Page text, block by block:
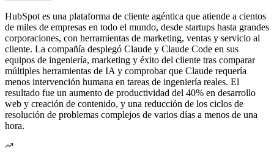
HubSpot es una plataforma de cliente agéntica que atiende a cientos
de miles de empresas en todo el mundo, desde startups hasta grandes
corporaciones, con herramientas de marketing, ventas y servicio al
cliente. La compañía desplegó Claude y Claude Code en sus
equipos de ingeniería, marketing y éxito del cliente tras comparar
múltiples herramientas de IA y comprobar que Claude requería
menos intervención humana en tareas de ingeniería reales. El
resultado fue un aumento de productividad del 40% en desarrollo
web y creación de contenido, y una reducción de los ciclos de
resolución de problemas complejos de varios días a menos de una
hora.